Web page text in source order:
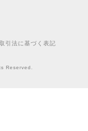
引法に基づく表記
Reserved.